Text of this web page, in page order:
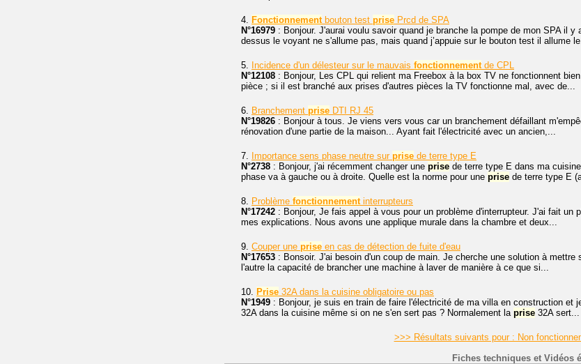
4. Fonctionnementbouton test prise Prcd de SPA
N°16979 : Bonjour. J'aurai voulu savoir quand je branche la pompe de mon SPA il y
dessus le voyant ne s'allume pas, mais quand j’appuie sur le bouton test il allume
5. Incidence d'un délesteur sur le mauvais fonctionnementde CPL
N°12108 : Bonjour, Les CPL qui relient ma Freebox à la box TV ne fonctionnent
pièce ; si il est branché aux prises d'autres pièces la TV fonctionne mal, avec de...
6. Branchement prise DTI RJ 45
N°19826 : Bonjour à tous. Je viens vers vous car un branchement défaillant
rénovation d'une partie de la maison... Ayant fait l'électricité avec un ancien,...
7. Importance sens phase neutre sur prise de terre type E
N°2738 : Bonjour, j'ai récemment changer une prise de terre type E dans ma
phase va à gauche ou à droite. Quelle est la norme pour une prise de terre type E
8. Problème fonctionnementinterrupteurs
N°17242 : Bonjour, Je fais appel à vous pour un problème d'interrupteur. J'ai fait
mes explications. Nous avons une applique murale dans la chambre et deux...
9. Couper une prise en cas de détection de fuite d'eau
N°17653 : Bonsoir. J'ai besoin d'un coup de main. Je cherche une solution à mettre
l'autre la capacité de brancher une machine à laver de manière à ce que si...
10. Prise 32A dans la cuisine obligatoire ou pas
N°1949 : Bonjour, je suis en train de faire l'électricité de ma villa en construction et
32A dans la cuisine même si on ne s'en sert pas ? Normalement la prise 32A sert...
>>> Résultats suivants pour : Non
Fiches techniques et Vidéos